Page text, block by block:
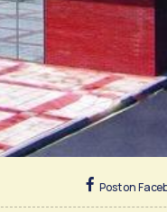
Post on